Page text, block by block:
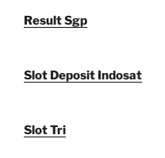
Result Sgp
Slot Deposit Indosat
Slot Tri